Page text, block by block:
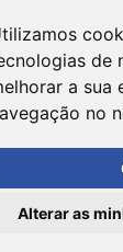
de
a sua
no
Alterar as
de Saúde